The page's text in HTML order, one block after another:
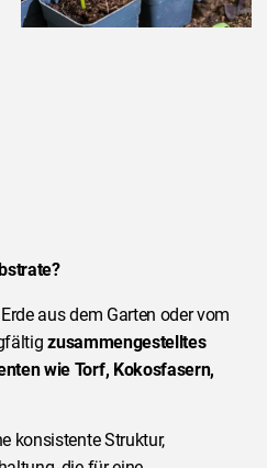
aus dem Garten oder vom
zusammengestelltes
wie Torf, Kokosfasern,
konsistente Struktur,